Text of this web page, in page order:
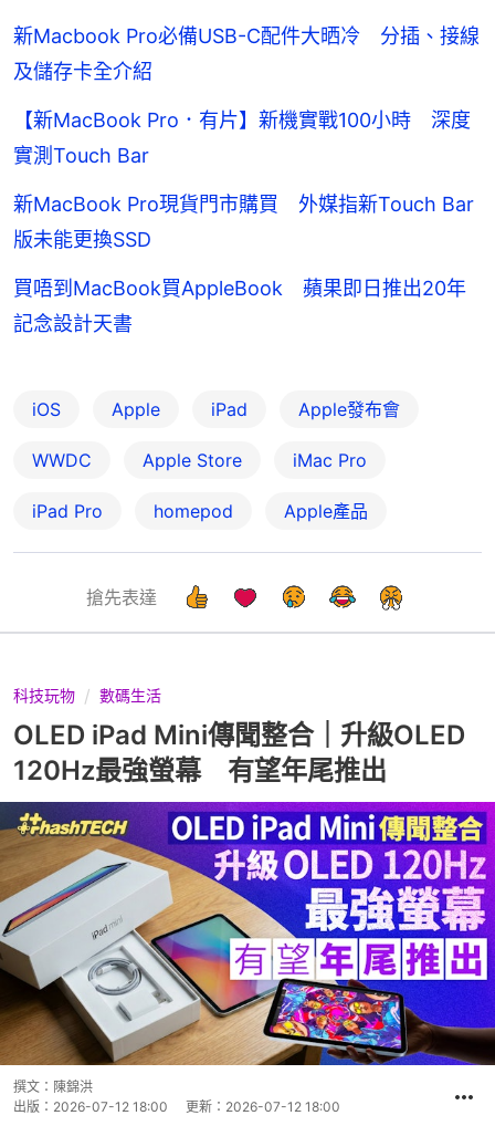
新Macbook Pro必備USB-C配件大晒冷 分插、接線
及儲存卡全介紹
【新MacBook Pro．有片】新機實戰100小時 深度
實測Touch Bar
新MacBook Pro現貨門市購買 外媒指新Touch Bar
版未能更換SSD
買唔到MacBook買AppleBook 蘋果即日推出20年
記念設計天書
iOS Apple iPad Apple發布會
WWDC Apple Store iMac Pro
iPad Pro homepod Apple產品
搶先表達
科技玩物 數碼生活
OLED iPad Mini傳聞整合｜升級OLED
120Hz最強螢幕 有望年尾推出
撰文： 陳錦洪
出版： 2026-07-12 18:00 更新： 2026-07-12 18:00